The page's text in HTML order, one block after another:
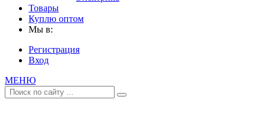
Товары
Куплю оптом
Мы в:
Регистрация
Вход
МЕНЮ